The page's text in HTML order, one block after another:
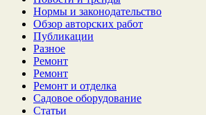
Нормы и законодательство
Обзор авторских работ
Публикации
Разное
Ремонт
Ремонт
Ремонт и отделка
Садовое оборудование
Статьи